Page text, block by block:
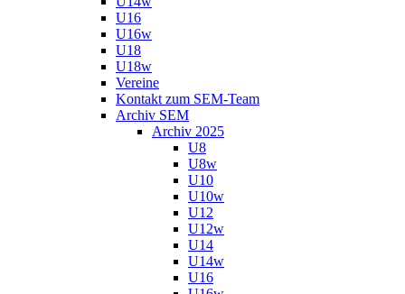
U16
U16w
U18
U18w
Vereine
Kontakt zum SEM-Team
Archiv SEM
Archiv 2025
U8
U8w
U10
U10w
U12
U12w
U14
U14w
U16